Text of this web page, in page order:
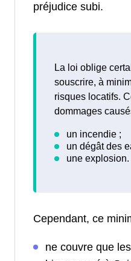
préjudice subi.
La loi oblige
souscrire, à
risques locatifs.
dommages
Cependant, ce
ne couvre que